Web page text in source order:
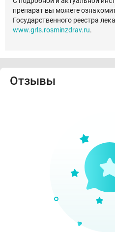
препарат вы можете
Государственного реестра
www.grls.rosminzdrav.ru.
Отзывы